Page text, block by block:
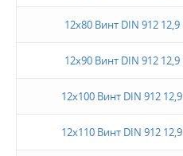
12х80 Винт DIN 912 12,9
12х90 Винт DIN 912 12,9
12х100 Винт DIN 912 12,9
12х110 Винт DIN 912 12,9